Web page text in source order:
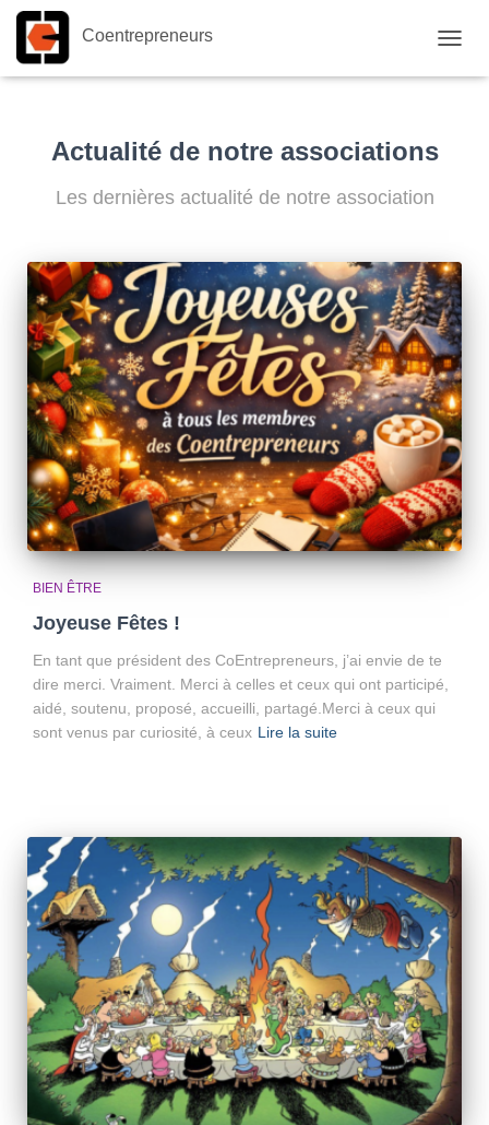
Coentrepreneurs
Actualité de notre associations
Les dernières actualité de notre association
BIEN ÊTRE
Joyeuse Fêtes !
En tant que président des CoEntrepreneurs, j’ai envie de te
dire merci. Vraiment. Merci à celles et ceux qui ont participé,
aidé, soutenu, proposé, accueilli, partagé.Merci à ceux qui
sont venus par curiosité, à ceux Lire la suite